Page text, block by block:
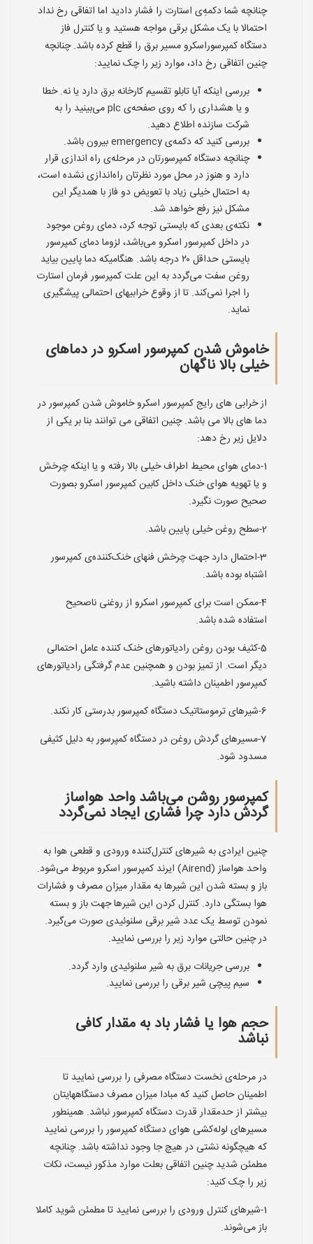
چنانچه شما دکمه‌ِ‌ی استارت را فشار دادید اما اتفاقی رخ نداد
احتمالا با یک مشکل برقی مواجه هستید و یا کنترل فاز
دستگاه کمپرسوراسکرو مسیر برق را قطع کرده باشد. چنانچه
چنین اتفاقی رخ داد، موارد زیر را چک نمایید:
بررسی اینکه آیا تابلو تقسیم کارخانه برق دارد یا نه. خطا
و یا هشداری را که روی صفحه‌ی plc می‌بینید را به
شرکت سازنده اطلاع دهید.
بررسی کنید که دکمه‌ی emergency بیرون باشد.
چنانچه دستگاه کمپرسورتان در مرحله‌ی راه اندازی قرار
دارد و هنوز در محل مورد نظرتان راه‌اندازی نشده است،
به احتمال خیلی زیاد با تعویض دو فاز با همدیگر این
مشکل نیز رفع خواهد شد.
نکته‌ی بعدی که بایستی توجه کرد، دمای روغن موجود
در داخل کمپرسور اسکرو می‌باشد، لزوما دمای کمپرسور
بایستی حداقل ۲۰ درجه باشد. هنگامیکه دما پایین بیاید
روغن سفت می‌گردد به این علت کمپرسور فرمان استارت
را اجرا نمی‌کند. تا از وقوع خرابیهای احتمالی پیشگیری
نماید.
خاموش شدن کمپرسور اسکرو در دماهای
خیلی بالا ناگهان
از خرابی های رایج کمپرسور اسکرو خاموش شدن کمپرسور در
دما های بالا می باشد. چنین اتفاقی می توانند بنا بر یکی از
دلایل زیر رخ دهد:
1-دمای هوای محیط اطراف خیلی بالا رفته و یا اینکه چرخش
و یا تهویه هوای خنک داخل کابین کمپرسور اسکرو بصورت
صحیح صورت نگیرد.
2-سطح روغن خیلی پایین باشد.
3-احتمال دارد جهت چرخش فنهای خنک‌کننده‌ی کمپرسور
اشتباه بوده باشد.
4-ممکن است برای کمپرسور اسکرو از روغنی ناصحیح
استفاده شده باشد.
5-کثیف بودن روغن رادیاتورهای خنک کننده عامل احتمالی
دیگر است. از تمیز بودن و همچنین عدم گرفتگی رادیاتورهای
کمپرسور اطمینان داشته باشید.
6-شیرهای ترموستاتیک دستگاه کمپرسور بدرستی کار نکند.
7-مسیرهای گردش روغن در دستگاه کمپرسور به دلیل کثیفی
مسدود شود.
کمپرسور روشن می‌باشد واحد هواساز
گردش دارد چرا فشاری ایجاد نمی‌گردد
چنین ایرادی به شیرهای کنترل‌کننده ورودی و قطعی هوا به
واحد هواساز (Airend) ایرند کمپرسور اسکرو مربوط می‌شود.
باز و بسته شدن این شیرها به مقدار میزان مصرف و فشارات
هوا بستگی دارد. کنترل کردن این شیرها جهت باز و بسته
نمودن توسط یک عدد شیر برقی سلنوئیدی صورت می‌گیرد.
در چنین حالتی موارد زیر را بررسی نمایید.
بررسی جریانات برق به شیر سلنوئیدی وارد گردد.
سیم پیچی شیر برقی را بررسی نمایید.
حجم هوا یا فشار باد به مقدار کافی
نباشد
در مرحله‌ی نخست دستگاه مصرفی را بررسی نمایید تا
اطمینان حاصل کنید که مبادا میزان مصرف دستگاههایتان
بیشتر از حدمقدار قدرت دستگاه کمپرسور نباشد. همینطور
مسیرهای لوله‌کشی هوای دستگاه کمپرسور را بررسی نمایید
که هیچگونه نشتی در هیچ جا وجود نداشته باشد. چنانچه
مطمئن شدید چنین اتفاقی بعلت موارد مذکور نیست، نکات
زیر را چک کنید:
1-شیرهای کنترل ورودی را بررسی نمایید تا مطمئن شوید کاملا
باز می‌شوند.